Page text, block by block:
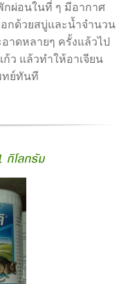
กผ่อนในที่ ๆ มีอากาศ
กด้วยสบู่และน้ำจำนวน
าดหลายๆ ครั้งแล้วไป
ว แล้วทำให้อาเจียน
ทย์ทันที